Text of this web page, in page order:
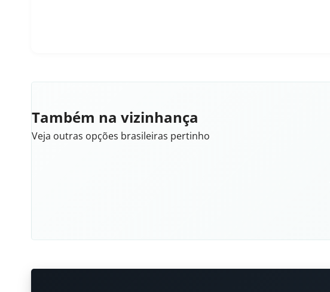
Também na vizinhança
Veja outras opções brasileiras pertinho